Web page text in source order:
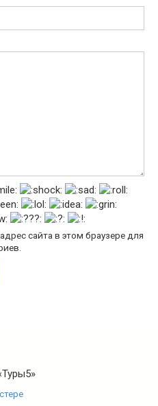
сайта в этом браузере для